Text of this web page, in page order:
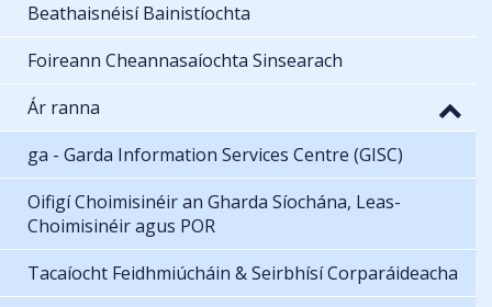
Beathaisnéisí Bainistíochta
Foireann Cheannasaíochta Sinsearach
Ár ranna
ga - Garda Information Services Centre (GISC)
Oifigí Choimisinéir an Gharda Síochána, Leas-
Choimisinéir agus POR
Tacaíocht Feidhmiúcháin & Seirbhísí Corparáideacha